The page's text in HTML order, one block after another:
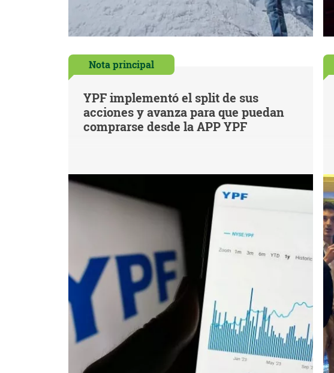
Nota principal
YPF implementó el split de sus
acciones y avanza para que puedan
comprarse desde la APP YPF